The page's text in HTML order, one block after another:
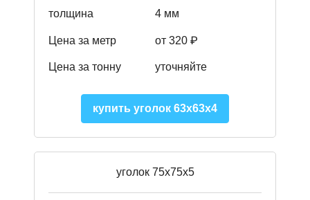
толщина 4 мм
Цена за метр от 320 ₽
Цена за тонну уточняйте
купить уголок 63х63х4
уголок 75х75х5